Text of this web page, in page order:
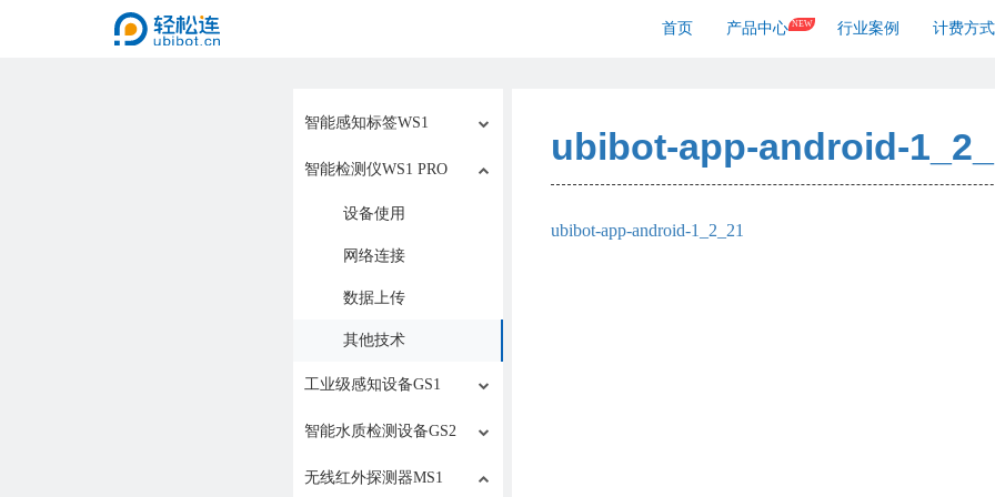
首页 产品中心 NEW 行业案例 计费方式
智能感知标签WS1
智能检测仪WS1 PRO
设备使用
网络连接
数据上传
其他技术
工业级感知设备GS1
智能水质检测设备GS2
无线红外探测器MS1
ubibot-app-android-
ubibot-app-android-1_2_21